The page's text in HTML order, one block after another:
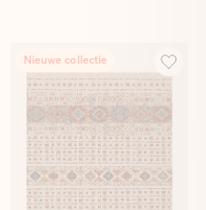
Nieuwe collectie